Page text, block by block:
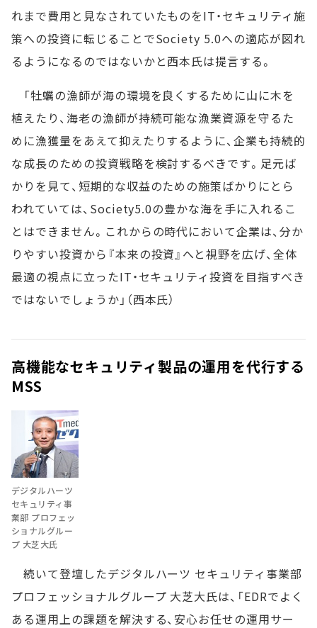
れまで費用と見なされていたものをIT・セキュリティ施
策への投資に転じることでSociety 5.0への適応が図れ
るようになるのではないかと西本氏は提言する。
「牡蠣の漁師が海の環境を良くするために山に木を
植えたり、海老の漁師が持続可能な漁業資源を守るた
めに漁獲量をあえて抑えたりするように、企業も持続的
な成長のための投資戦略を検討するべきです。足元ば
かりを見て、短期的な収益のための施策ばかりにとら
われていては、Society5.0の豊かな海を手に入れるこ
とはできません。これからの時代において企業は、分か
りやすい投資から『本来の投資』へと視野を広げ、全体
最適の視点に立ったIT・セキュリティ投資を目指すべき
ではないでしょうか」（西本氏）
高機能なセキュリティ製品の運用を代行する
MSS
デジタルハーツ
セキュリティ事
業部 プロフェッ
ショナルグルー
プ 大芝大氏
続いて登壇したデジタルハーツ セキュリティ事業部
プロフェッショナルグループ 大芝大氏は、「EDRでよく
ある運用上の課題を解決する、安心お任せの運用サー